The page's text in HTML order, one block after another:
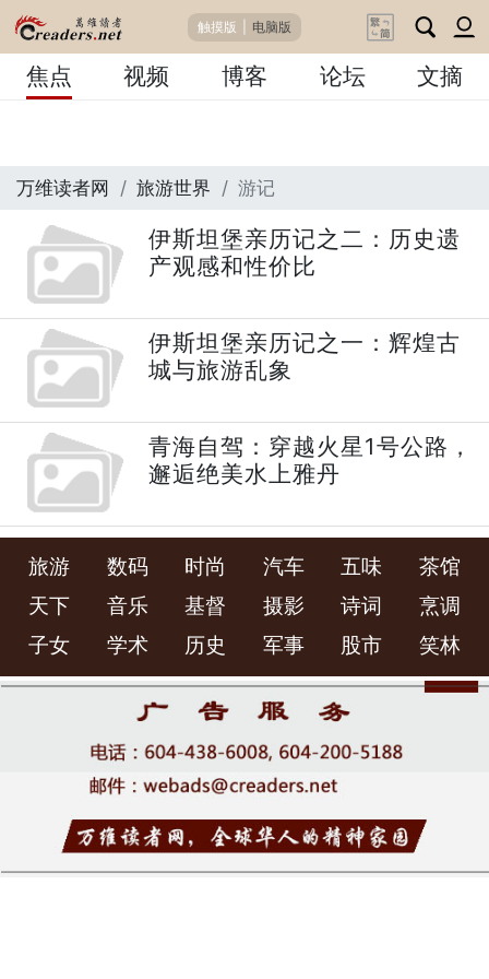
触摸版 电脑版
焦点 视频 博客 论坛 文摘
万维读者网 旅游世界 游记
伊斯坦堡亲历记之二：历史遗
产观感和性价比
伊斯坦堡亲历记之一：辉煌古
城与旅游乱象
青海自驾：穿越火星1号公路，
邂逅绝美水上雅丹
旅游 数码 时尚 汽车 五味
茶馆
天下
音乐 基督 摄影 诗词
烹调
子女
学术 历史 军事 股市 笑林